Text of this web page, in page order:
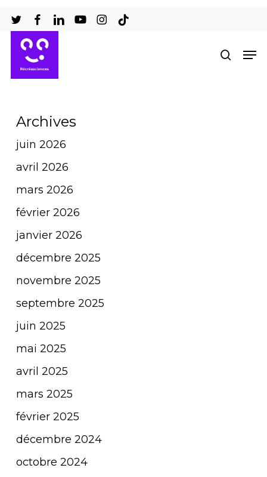
au
contenu
principal
Archives
juin 2026
avril 2026
mars 2026
février 2026
janvier 2026
décembre 2025
novembre 2025
septembre 2025
juin 2025
mai 2025
avril 2025
mars 2025
février 2025
décembre 2024
octobre 2024
le